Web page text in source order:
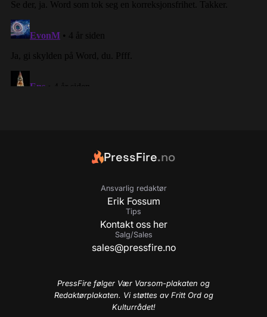
PressFire.no
Ansvarlig redaktør
Erik Fossum
Tips
Kontakt oss her
Salg/Sales
sales@pressfire.no
PressFire følger Vær Varsom-plakaten og
Redaktørplakaten. Vi støttes av Fritt Ord og
Kulturrådet!